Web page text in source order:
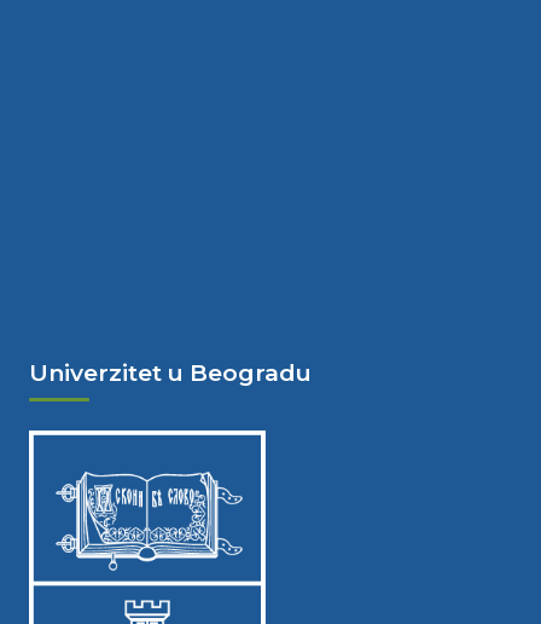
Univerzitet u Beogradu